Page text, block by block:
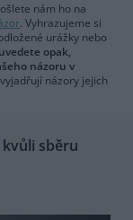
nám ho na
. Vyhrazujeme si
urážky nebo
opak,
názoru v
názory jejich
sběru